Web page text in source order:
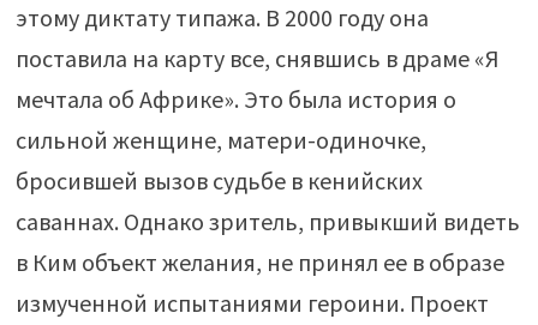
этому диктату типажа. В 2000 году она
поставила на карту все, снявшись в драме «Я
мечтала об Африке». Это была история о
сильной женщине, матери-одиночке,
бросившей вызов судьбе в кенийских
саваннах. Однако зритель, привыкший видеть
в Ким объект желания, не принял ее в образе
измученной испытаниями героини. Проект